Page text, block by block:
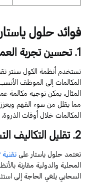
فوائد حلول
1. تحسين تجربة
تستخدمأنظمةالكولسنتر
المكالمات إلى الموظف
المثال، يمكن توجيه مكالمة
مما يقلل من سوء الفهم
المكالمات خلال أوقات
2. تقليل التكاليف
تعتمدحلولياستارعلىتقنية
المحلية والدولية مقارنة
السحابييلغي الحاجة إلى